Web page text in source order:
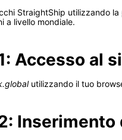
StraightShip utilizzando
a livello mondiale.
Accesso al
utilizzando il tuo